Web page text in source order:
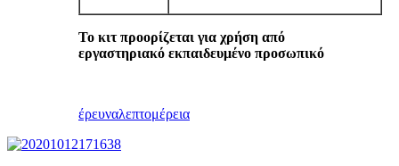
Το κιτ προορίζεται για χρήση από
εργαστηριακό εκπαιδευμένο προσωπικό
έρευναλεπτομέρεια